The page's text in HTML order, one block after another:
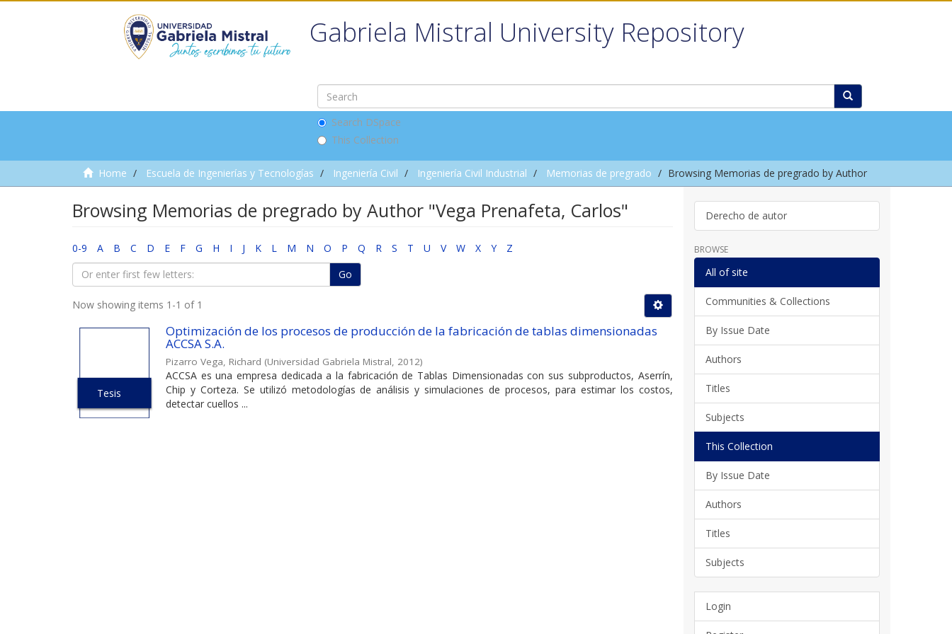
Gabriela Mistral University Repository
Search DSpace
This Collection
Home Escuela de Ingenierías y Tecnologías Ingeniería Civil Ingeniería Civil Industrial Memorias de pregrado Browsing Memorias de pregrado by Author
Browsing Memorias de pregrado by Author "Vega Prenafeta, Carlos"
0-9 A B C D E F G H I J K L M N O P Q R S T U V W X Y
Z
Go
Now showing items 1-1 of 1
Tesis
Optimización de los procesos de producción de la fabricación de tablas dimensionadas
ACCSA S.A.
Pizarro Vega, Richard (Universidad Gabriela Mistral, 2012)
ACCSA es una empresa dedicada a la fabricación de Tablas Dimensionadas con sus subproductos, Aserrín,
Chip y Corteza. Se utilizó metodologías de análisis y simulaciones de procesos, para estimar los costos,
detectar cuellos ...
Derecho de autor
BROWSE
All of site
Communities & Collections
By Issue Date
Authors
Titles
Subjects
This Collection
By Issue Date
Authors
Titles
Subjects
Login